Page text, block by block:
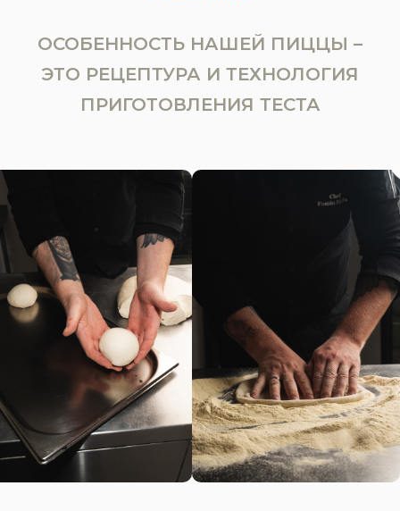
ОСОБЕННОСТЬ НАШЕЙ ПИЦЦЫ –
ЭТО РЕЦЕПТУРА И ТЕХНОЛОГИЯ
ПРИГОТОВЛЕНИЯ ТЕСТА